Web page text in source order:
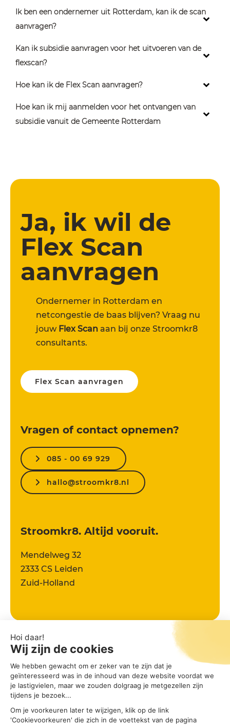
Ik ben een ondernemer uit Rotterdam, kan ik de scan
aanvragen?
Kan ik subsidie aanvragen voor het uitvoeren van de
flexscan?
Hoe kan ik de Flex Scan aanvragen?
Hoe kan ik mij aanmelden voor het ontvangen van
subsidie vanuit de Gemeente Rotterdam
Ja, ik wil de
Flex Scan
aanvragen
Ondernemer in Rotterdam en
netcongestie de baas blijven? Vraag nu
jouw Flex Scan aan bij onze Stroomkr8
consultants.
Flex Scan aanvragen
Vragen of contact opnemen?
085 - 00 69 929
hallo@stroomkr8.nl
Stroomkr8. Altijd vooruit.
Mendelweg 32
2333 CS Leiden
Zuid-Holland
Eerst contact opnemen?
Natuurlijk staan onze Stroomkr8 consultans voor je klaar
om al je vragen over
Contact opnemen